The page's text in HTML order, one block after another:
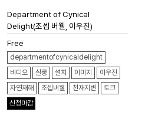
Department of Cynical
Delight(조셉 버웰, 이우진)
Free
departmentofcynicaldelight
비디오
살롱 설치 이미지
이우진
자연재해
조셉버웰 천재지변
토크
신청마감